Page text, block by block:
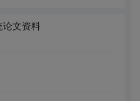
文资料